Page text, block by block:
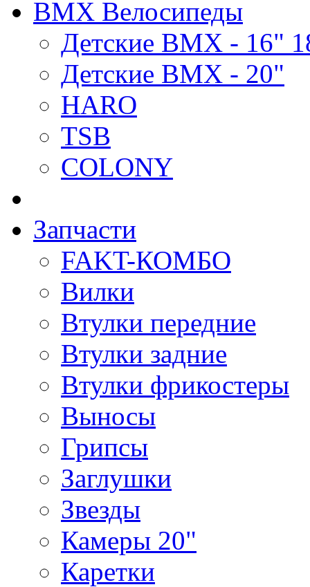
BMX Велосипеды
Детские BMX - 16"
Детские BMX - 20"
HARO
TSB
COLONY
Запчасти
FAKT-КОМБО
Вилки
Втулки передние
Втулки задние
Втулки фрикостеры
Выносы
Грипсы
Заглушки
Звезды
Камеры 20"
Каретки